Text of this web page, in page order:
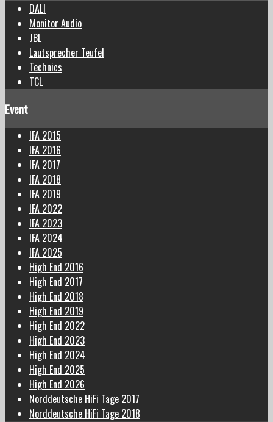
DALI
Monitor Audio
JBL
Lautsprecher Teufel
Technics
TCL
Event
IFA 2015
IFA 2016
IFA 2017
IFA 2018
IFA 2019
IFA 2022
IFA 2023
IFA 2024
IFA 2025
High End 2016
High End 2017
High End 2018
High End 2019
High End 2022
High End 2023
High End 2024
High End 2025
High End 2026
Norddeutsche HiFi Tage 2017
Norddeutsche HiFi Tage 2018